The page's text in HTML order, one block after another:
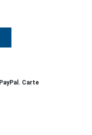
Carte